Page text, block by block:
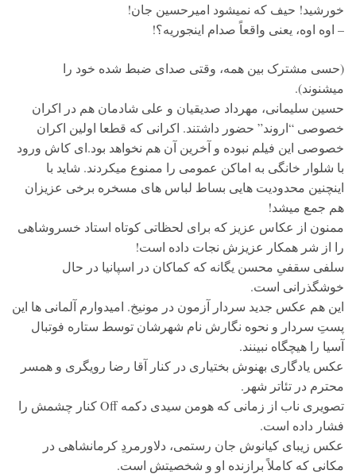
خورشید! حیف که نمیشود امیرحسین جان!
– اوه اوه، یعنی واقعاً صدام اینجوریه؟!
(حسی مشترک بین همه، وقتی صدای ضبط شده خود را
میشنوند).
حسین سلیمانی، مهرداد صدیقیان و علی شادمان هم در اکران
خصوصی “اروند” حضور داشتند. اکرانی که قطعا اولین اکران
خصوصی این فیلم نبوده و آخرین آن هم نخواهد بود.ای کاش ورود
با شلوار خانگی به اماکن عمومی را ممنوع میکردند. شاید با
اینچنین محدودیت هایی بساط لباس های مسخره برخی عزیزان
هم جمع میشد!
ممنون از عکاس عزیز که برای لحظاتی کوتاه استاد خسروشاهی
را از شر همکار عزیزش نجات داده است!
سلفی سقفیِ محسن یگانه که کماکان در اسپانیا در حال
خوشگذرانی است.
این هم عکس جدید سردار آزمون در مونیخ. امیدوارم آلمانی ها این
پستِ سردار و نحوه نگارش نام شهرشان توسط ستاره فوتبال
آسیا را هیچگاه نبینند.
عکس یادگاری بهنوش بختیاری در کنار آقا رضا رویگری و همسر
محترم در تئاتر شهر.
تصویری ناب از زمانی که هومن سیدی دکمه Off کنار چشمش را
فشار داده است.
عکس زیبای کیانوش جان رستمی، دلاورمردِ کرمانشاهی در
مکانی که کاملاً برازنده او و شخصیتش است.